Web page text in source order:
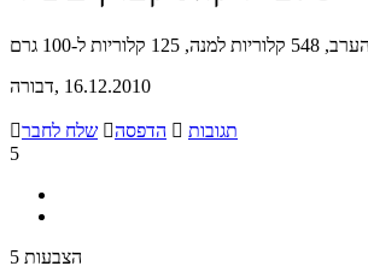
100 גרם
דבורה, 16.12.2010
שלח לחבר הדפסה  תגובות
5
5 הצבעות